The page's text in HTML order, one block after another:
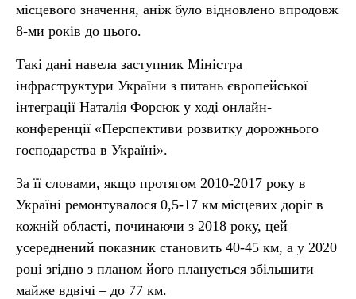
місцевого значення, аніж було відновлено впродовж
8-ми років до цього.
Такі дані навела заступник Міністра
інфраструктури України з питань європейської
інтеграції Наталія Форсюк у ході онлайн-
конференції «Перспективи розвитку дорожнього
господарства в Україні».
За її словами, якщо протягом 2010-2017 року в
Україні ремонтувалося 0,5-17 км місцевих доріг в
кожній області, починаючи з 2018 року, цей
усереднений показник становить 40-45 км, а у 2020
році згідно з планом його планується збільшити
майже вдвічі – до 77 км.